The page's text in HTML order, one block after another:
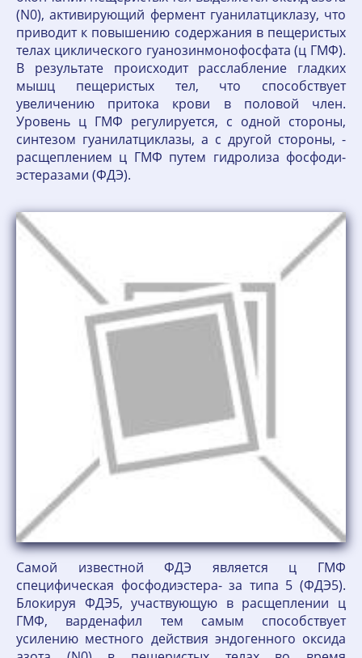
(N0), активирующий фермент гуанилатциклазу, что
приводит к повышению со­держания в пещеристых
телах циклического гуанозинмонофосфата (ц ГМФ).
В результате происходит расслабление гладких
мышц пещеристых тел, что способствует
увеличению притока крови в половой член.
Уровень ц ГМФ регулируется, с одной стороны,
синтезом гуанилатциклазы, а с другой стороны, -
расщеплением ц ГМФ путем гидролиза фосфоди-
эстеразами (ФДЭ).
Самой известной ФДЭ является ц ГМФ
специфическая фосфодиэстера- за типа 5 (ФДЭ5).
Блокируя ФДЭ5, участвующую в расщеплении ц
ГМФ, варденафил тем самым способ­ствует
усилению местного действия эндогенного оксида